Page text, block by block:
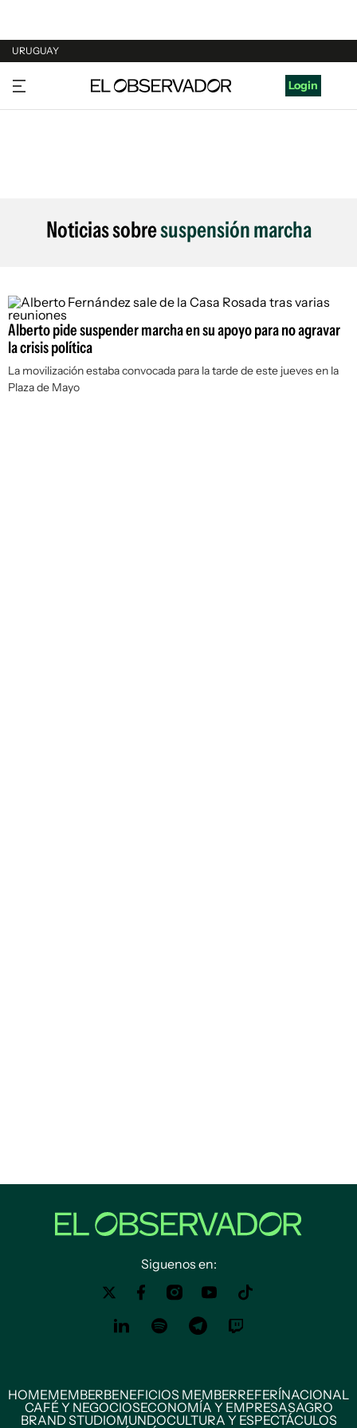
URUGUAY
URUGUAY
ARGENTINA
Login
Noticias sobresuspensión marcha
Alberto pide suspender marcha en su apoyo para no agravar
la crisis política
La movilización estaba convocada para la tarde de este jueves en la
Plaza de Mayo
Siguenos en:
HOMEMEMBERBENEFICIOS MEMBERREFERÍNACIONAL
CAFÉ Y NEGOCIOSECONOMÍA Y EMPRESASAGRO
BRAND STUDIOMUNDOCULTURA Y ESPECTÁCULOS